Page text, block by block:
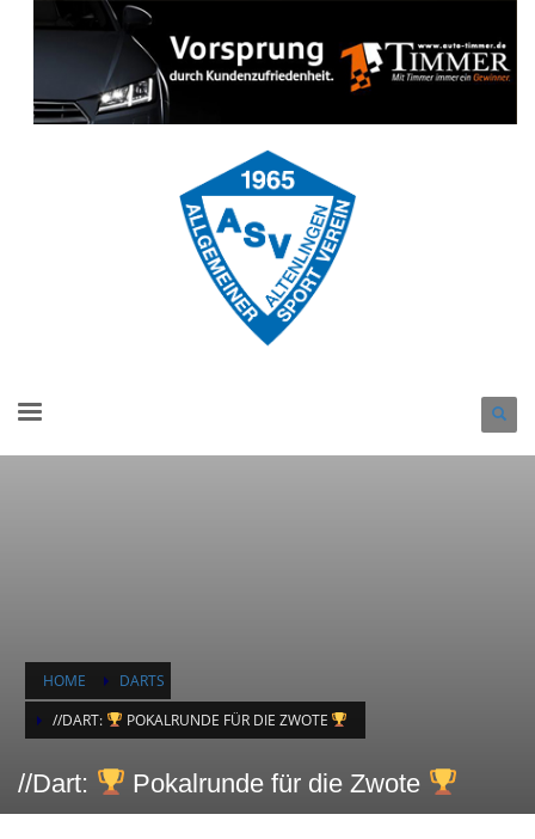
HOME
DARTS
//DART:
POKALRUNDE FÜR DIE ZWOTE
//Dart: Pokalrunde für die Zwote